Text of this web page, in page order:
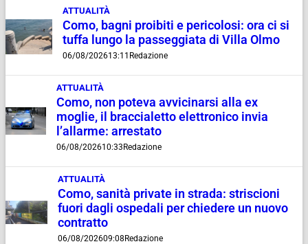
ATTUALITÀ
Como, bagni proibiti e pericolosi: ora ci si
tuffa lungo la passeggiata di Villa Olmo
06/08/202613:11 Redazione
ATTUALITÀ
Como, non poteva avvicinarsi alla ex
moglie, il braccialetto elettronico invia
l’allarme: arrestato
06/08/202610:33Redazione
ATTUALITÀ
Como, sanità private in strada: striscioni
fuori dagli ospedali per chiedere un nuovo
contratto
06/08/202609:08Redazione